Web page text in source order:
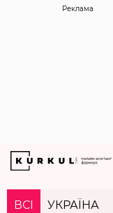
Реклама
ВСІ УКРАЇНА